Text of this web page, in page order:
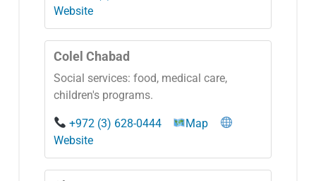
Website
Colel Chabad
Social services: food, medical care,
children's programs.
+972 (3) 628-0444
Map
Website